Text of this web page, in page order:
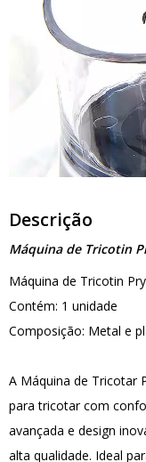
Descrição
Máquina de Tricotin
Máquina de Tricotin
Contém: 1 unidade
Composição: Metal e
A Máquina de Tricotar
para tricotar com
avançada e design
alta qualidade. Ideal